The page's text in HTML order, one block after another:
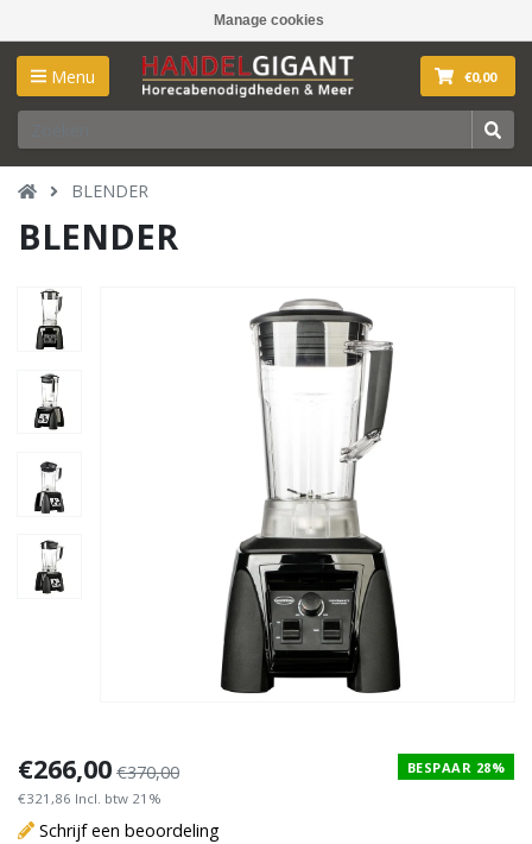
Manage cookies
Menu €0,00
BLENDER
BLENDER
€266,00 €370,00
€321,86 Incl. btw 21%
BESPAAR 28%
Schrijf een beoordeling